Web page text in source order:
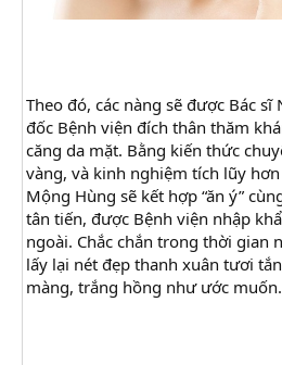
Theo đó, các nàng sẽ được Bác
đốc Bệnh viện đích thân thăm
căng da mặt. Bằng kiến thức
vàng, và kinh nghiệm tích lũy
Mộng Hùng sẽ kết hợp “ăn ý”
tân tiến, được Bệnh viện nhập
ngoài. Chắc chắn trong thời gian
lấy lại nét đẹp thanh xuân tươi
màng, trắng hồng như ước muốn.